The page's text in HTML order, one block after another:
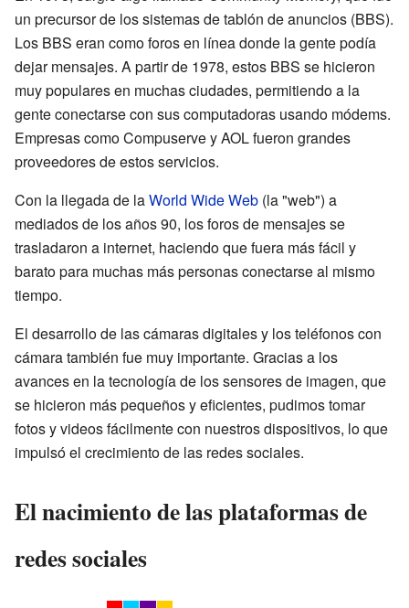
un precursor de los sistemas de tablón de anuncios (BBS).
Los BBS eran como foros en línea donde la gente podía
dejar mensajes. A partir de 1978, estos BBS se hicieron
muy populares en muchas ciudades, permitiendo a la
gente conectarse con sus computadoras usando módems.
Empresas como Compuserve y AOL fueron grandes
proveedores de estos servicios.
Con la llegada de laWorld Wide Web (la "web") a
mediados de los años 90, los foros de mensajes se
trasladaron a internet, haciendo que fuera más fácil y
barato para muchas más personas conectarse al mismo
tiempo.
El desarrollo de las cámaras digitales y los teléfonos con
cámara también fue muy importante. Gracias a los
avances en la tecnología de los sensores de imagen, que
se hicieron más pequeños y eficientes, pudimos tomar
fotos y videos fácilmente con nuestros dispositivos, lo que
impulsó el crecimiento de las redes sociales.
El nacimiento de las plataformas de
redes sociales